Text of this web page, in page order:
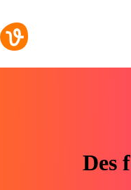
Des